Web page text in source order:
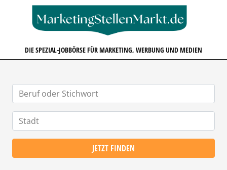
DIE SPEZIAL-JOBBÖRSE FÜR MARKETING, WERBUNG UND MEDIEN
JETZT FINDEN